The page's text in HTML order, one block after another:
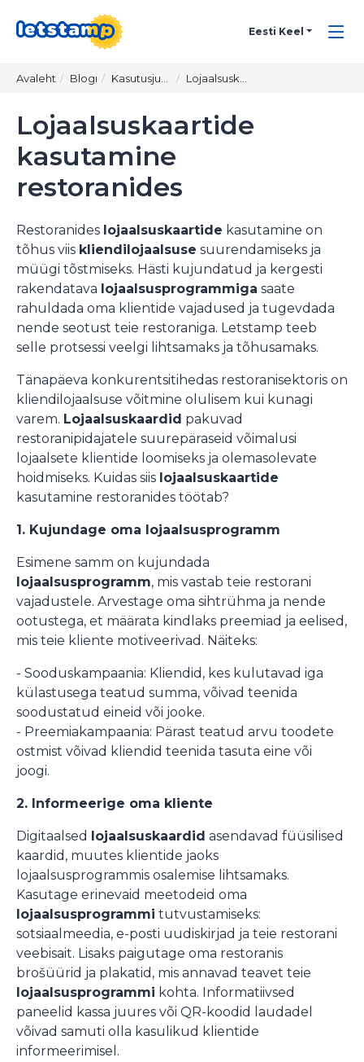
Eesti Keel
Avaleht Blogı
Lojaalsuskaartide
kasutamine
restoranides
Restoranides lojaalsuskaartide kasutamine on
tõhus viis kliendilojaalsuse suurendamiseks ja
müügi tõstmiseks. Hästi kujundatud ja kergesti
rakendatava lojaalsusprogrammiga saate
rahuldada oma klientide vajadused ja tugevdada
nende seotust teie restoraniga. Letstamp teeb
selle protsessi veelgi lihtsamaks ja tõhusamaks.
Tänapäeva konkurentsitihedas restoranisektoris on
kliendilojaalsuse võitmine olulisem kui kunagi
varem. Lojaalsuskaardid pakuvad
restoranipidajatele suurepäraseid võimalusi
lojaalsete klientide loomiseks ja olemasolevate
hoidmiseks. Kuidas siis lojaalsuskaartide
kasutamine restoranides töötab?
1. Kujundage oma lojaalsusprogramm
Esimene samm on kujundada
lojaalsusprogramm, mis vastab teie restorani
vajadustele. Arvestage oma sihtrühma ja nende
ootustega, et määrata kindlaks preemiad ja eelised,
mis teie kliente motiveerivad. Näiteks:
- Sooduskampaania: Kliendid, kes kulutavad iga
külastusega teatud summa, võivad teenida
soodustatud eineid või jooke.
- Preemiakampaania: Pärast teatud arvu toodete
ostmist võivad kliendid teenida tasuta eine või
joogi.
2. Informeerige oma kliente
Digitaalsed lojaalsuskaardid asendavad füüsilised
kaardid, muutes klientide jaoks
lojaalsusprogrammis osalemise lihtsamaks.
Kasutage erinevaid meetodeid oma
lojaalsusprogrammi tutvustamiseks:
sotsiaalmeedia, e-posti uudiskirjad ja teie restorani
veebisait. Lisaks paigutage oma restoranis
brošüürid ja plakatid, mis annavad teavet teie
lojaalsusprogrammi kohta. Informatiivsed
paneelid kassa juures või QR-koodid laudadel
võivad samuti olla kasulikud klientide
informeerimisel.